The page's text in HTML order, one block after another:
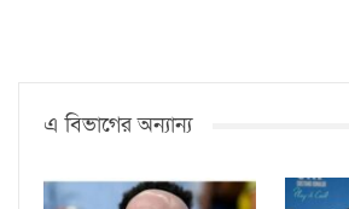
এ বিভাগের অন্যান্য